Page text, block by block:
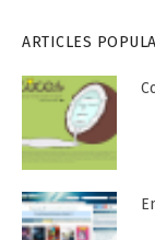
ARTICLES